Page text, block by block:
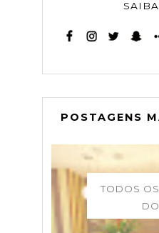
POSTAGENS
TODOS